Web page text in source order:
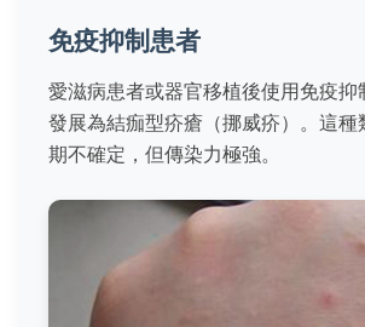
免疫抑制患者
愛滋病患者或器官移植後使用免疫抑
發展為結痂型疥瘡（挪威疥）。這種
期不確定，但傳染力極強。